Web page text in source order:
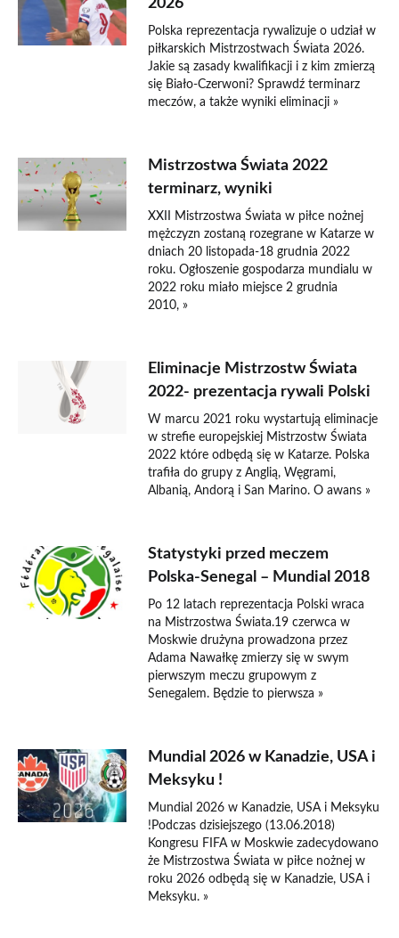
2026
Polska reprezentacja rywalizuje o udział w
piłkarskich Mistrzostwach Świata 2026.
Jakie są zasady kwalifikacji i z kim zmierzą
się Biało-Czerwoni? Sprawdź terminarz
meczów, a także wyniki eliminacji »
Mistrzostwa Świata 2022
terminarz, wyniki
XXII Mistrzostwa Świata w piłce nożnej
mężczyzn zostaną rozegrane w Katarze w
dniach 20 listopada-18 grudnia 2022
roku. Ogłoszenie gospodarza mundialu w
2022 roku miało miejsce 2 grudnia
2010, »
Eliminacje Mistrzostw Świata
2022- prezentacja rywali Polski
W marcu 2021 roku wystartują eliminacje
w strefie europejskiej Mistrzostw Świata
2022 które odbędą się w Katarze. Polska
trafiła do grupy z Anglią, Węgrami,
Albanią, Andorą i San Marino. O awans »
Statystyki przed meczem
Polska-Senegal – Mundial 2018
Po 12 latach reprezentacja Polski wraca
na Mistrzostwa Świata.19 czerwca w
Moskwie drużyna prowadzona przez
Adama Nawałkę zmierzy się w swym
pierwszym meczu grupowym z
Senegalem. Będzie to pierwsza »
Mundial 2026 w Kanadzie, USA i
Meksyku !
Mundial 2026 w Kanadzie, USA i Meksyku
!Podczas dzisiejszego (13.06.2018)
Kongresu FIFA w Moskwie zadecydowano
że Mistrzostwa Świata w piłce nożnej w
roku 2026 odbędą się w Kanadzie, USA i
Meksyku. »